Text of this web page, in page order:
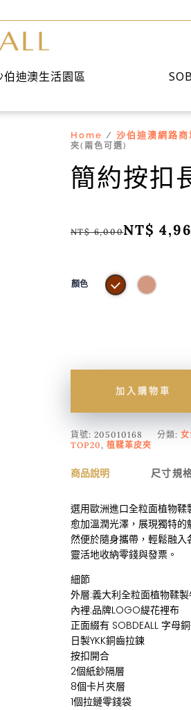
迪澳生活園區
Home / 沙伯迪澳網路商
夾(兩色可選)
簡約按扣
NT$6,000NT$
顏色
加入購物車
貨號: 205010168 分類: 女
TOP20, 植鞣革皮夾
商品說明 尺寸規
選用歐洲進口全粒面植物
愈加溫潤光澤，展現獨特
然便於隨身攜帶，輕鬆融
靈活地收納零錢與發票。
細節
外層:義大利全粒面植物鞣
內裡:品牌LOGO緹花裡布
正面綴有 SOBDEALL 字母
日製YKK銅齒拉鍊
按扣開合
2個紙鈔隔層
8個卡片夾層
1個拉鏈零錢袋